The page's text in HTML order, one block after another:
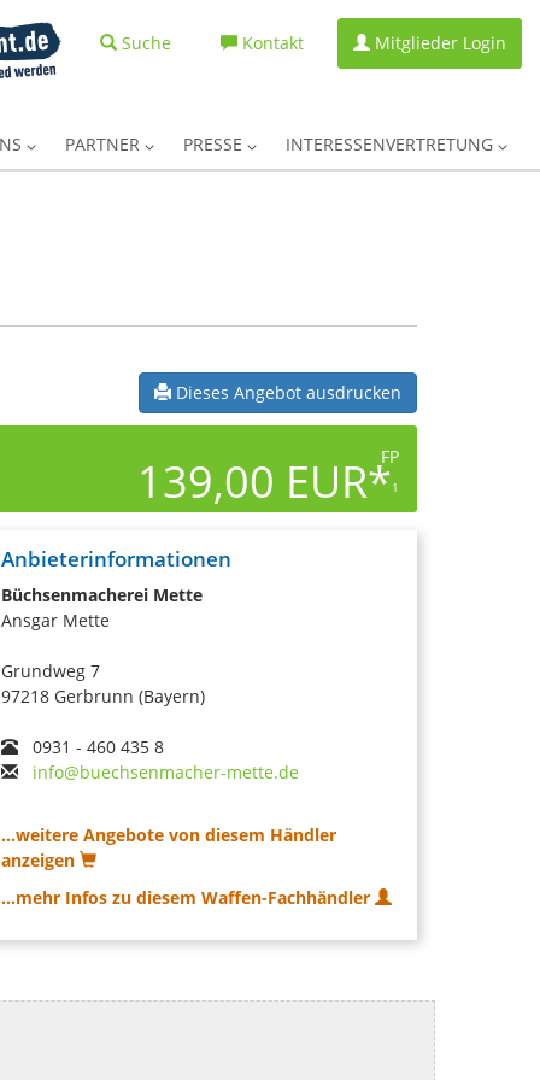
Suche Kontakt Mitglieder Login
PARTNER PRESSE INTERESSENVERTRETUNG
Dieses Angebot ausdrucken
FP
139,00 EUR*1
Anbieterinformationen
Büchsenmacherei Mette
Ansgar Mette
Grundweg 7
97218 Gerbrunn (Bayern)
0931 - 460 435 8
info@buechsenmacher-mette.de
...weitere Angebote von diesem Händler
anzeigen
...mehr Infos zu diesem Waffen-Fachhändler